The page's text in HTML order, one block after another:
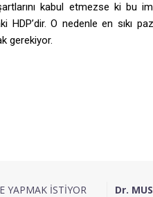
kabul etmezse ki bu
HDP’dir. O nedenle en sıkı
gerekiyor.
YAPMAK İSTİYOR Dr.